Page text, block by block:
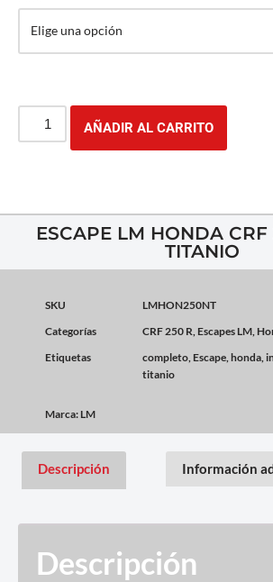
AÑADIR AL CARRITO
ESCAPE LM HONDA CRF
TITANIO
SKU
LMHON250NT
Categorías
CRF 250 R, Escapes LM,
Etiquetas
completo, Escape,honda,
titanio
Marca: LM
Descripción Información
Descripción